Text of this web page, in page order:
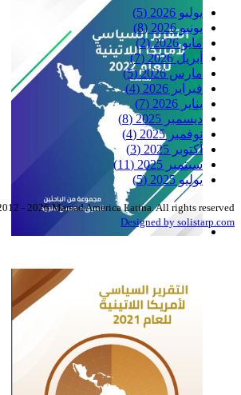
يوليو 2026
(5)
يونيو 2026
(8)
مايو 2026
(2)
أبريل 2026
(7)
مارس 2026
(5)
فبراير 2026
(4)
يناير 2026
(7)
ديسمبر 2025
(8)
نوفمبر 2025
(4)
أكتوبر 2025
(3)
سبتمبر 2025
(11)
يوليو 2025
(5)
- 2026 Marsad America Latina. All rights reserved.
Designed by solistarp.com